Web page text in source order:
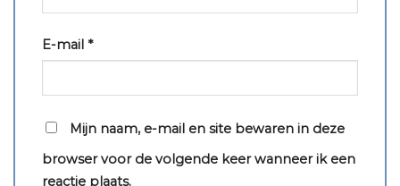
E-mail *
Mijn naam, e-mail en site bewaren in deze
browser voor de volgende keer wanneer ik een
reactie plaats.